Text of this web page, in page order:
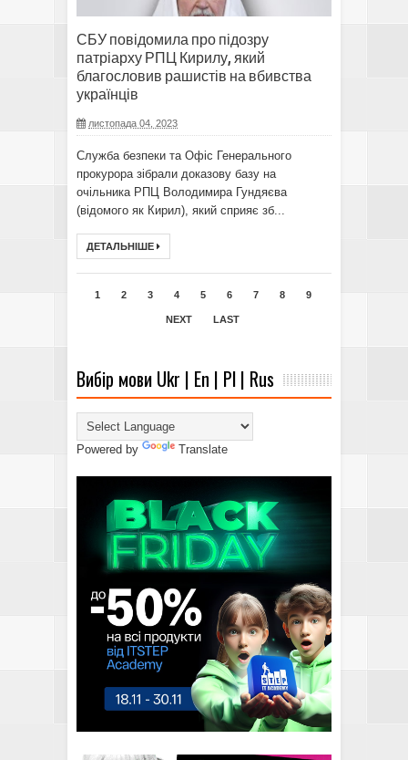
СБУ повідомила про підозру
патріарху РПЦ Кирилу, який
благословив рашистів на вбивства
українців
листопада 04, 2023
Служба безпеки та Офіс Генерального
прокурора зібрали доказову базу на
очільника РПЦ Володимира Гундяєва
(відомого як Кирил), який сприяє зб...
ДЕТАЛЬНІШЕ
1 2 3 4 5 6 7 8 9
NEXT LAST
Вибір мови Ukr | En | Pl | Rus
Powered by Translate